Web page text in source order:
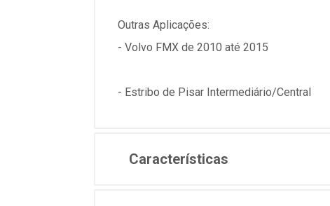
Outras Aplicações:
- Volvo FMX de 2010 até 2015
- Estribo de Pisar Intermediário/Central
Características